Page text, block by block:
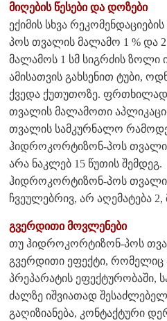
მიღების წესები და დოზები
ექიმის სხვა
პოს თვალის მალამო 1 % და
მალამოს 1 სმ სიგრძის ზოლი
ამისათვის გახსენით ტუბი,
ქვედა ქუთუთოზე. ფრთხილად
თვალის მალამოთი
თვალის სამკურნალო
ჰიდროკორტიზონ-პოს
არა ნაკლებ 15 წუთის შემდეგ.
ჰიდროკორტიზონ-პოს
ჩვეულებრივ, არ აღემატება 2,
გვერდითი მოვლენები
თუ ჰიდროკორტიზონ-პოს
გვერდითი ეფექტი, რომელიც
პრეპარატის ეფექტურობაში,
ძალზე იშვიათად
გაღიზიანება, კონტაქტური